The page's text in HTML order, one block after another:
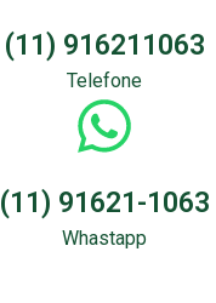
(11) 916211063
Telefone
(11) 91621-1063
Whastapp